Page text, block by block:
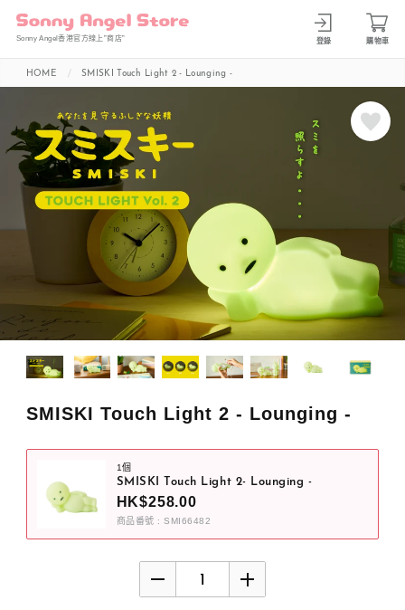
Sonny Angel香港官方線上”商店” 登錄 購物車
HOME SMISKI Touch Light 2 - Lounging -
SMISKI Touch Light 2 - Lounging -
1個
SMISKI Touch Light 2- Lounging -
HK$258.00
商品番號 : SMI66482